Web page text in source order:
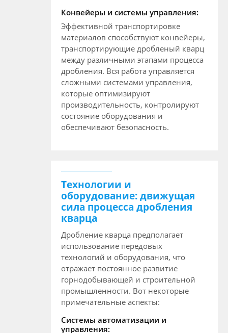
Конвейеры и системы управления:
Эффективной транспортировке
материалов способствуют конвейеры,
транспортирующие дробленый кварц
между различными этапами процесса
дробления. Вся работа управляется
сложными системами управления,
которые оптимизируют
производительность, контролируют
состояние оборудования и
обеспечивают безопасность.
Технологии и
оборудование: движущая
сила процесса дробления
кварца
Дробление кварца предполагает
использование передовых
технологий и оборудования, что
отражает постоянное развитие
горнодобывающей и строительной
промышленности. Вот некоторые
примечательные аспекты:
Системы автоматизации и
управления: